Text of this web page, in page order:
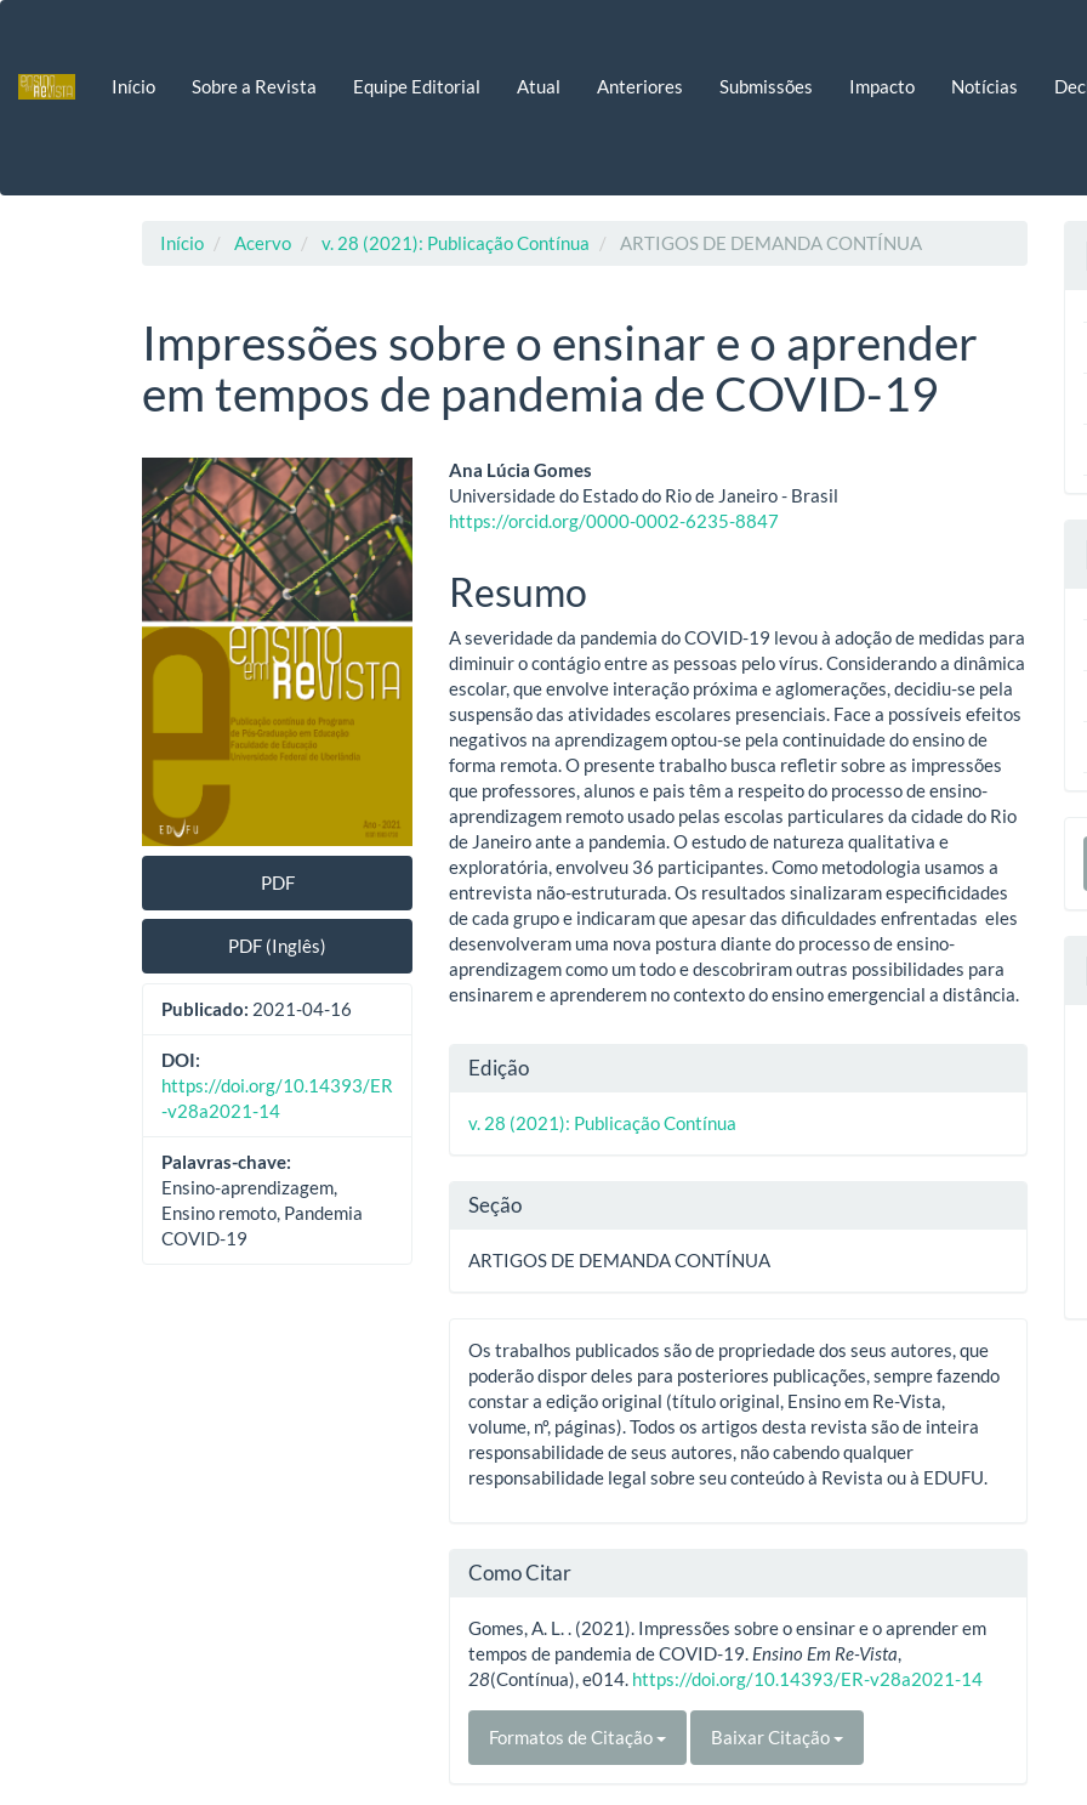
principalInício Sobre a Revista Equipe Editorial Atual Anteriores Submissões Impacto Notícias
Início Acervo v. 28 (2021): Publicação Contínua ARTIGOS DE DEMANDA CONTÍNUA
Impressões sobre o ensinar e o aprender
em tempos de pandemia de COVID-19
Barra
lateral
de
artigos
PDF
PDF (Inglês)
Publicado: 2021-04-16
DOI:
https://doi.org/10.14393/ER
-v28a2021-14
Palavras-chave:
Ensino-aprendizagem,
Ensino remoto, Pandemia
COVID-19
Conteúdo
do
principal
Ana Lúcia Gomes
Universidade do Estado do Rio de Janeiro - Brasil
https://orcid.org/0000-0002-6235-8847
Resumo
A severidade da pandemia do COVID-19 levou à adoção de medidas para
diminuir o contágio entre as pessoas pelo vírus. Considerando a dinâmica
escolar, que envolve interação próxima e aglomerações, decidiu-se pela
suspensão das atividades escolares presenciais. Face a possíveis efeitos
negativos na aprendizagem optou-se pela continuidade do ensino de
forma remota. O presente trabalho busca refletir sobre as impressões
que professores, alunos e pais têm a respeito do processo de ensino-
aprendizagem remoto usado pelas escolas particulares da cidade do Rio
de Janeiro ante a pandemia. O estudo de natureza qualitativa e
exploratória, envolveu 36 participantes. Como metodologia usamos a
entrevista não-estruturada. Os resultados sinalizaram especificidades
de cada grupo e indicaram que apesar das dificuldades enfrentadas eles
desenvolveram uma nova postura diante do processo de ensino-
aprendizagem como um todo e descobriram outras possibilidades para
ensinarem e aprenderem no contexto do ensino emergencial a distância.
Detalhes
do
artigo
Edição
v. 28 (2021): Publicação Contínua
Seção
ARTIGOS DE DEMANDA CONTÍNUA
Os trabalhos publicados são de propriedade dos seus autores, que
poderão dispor deles para posteriores publicações, sempre fazendo
constar a edição original (título original, Ensino em Re-Vista,
volume, nº, páginas). Todos os artigos desta revista são de inteira
responsabilidade de seus autores, não cabendo qualquer
responsabilidade legal sobre seu conteúdo à Revista ou à EDUFU.
Como Citar
Gomes, A. L. . (2021). Impressões sobre o ensinar e o aprender em
tempos de pandemia de COVID-19. Ensino Em Re-Vista
28(Contínua), e014. https://doi.org/10.14393/ER-v28a2021-14
Formatos de Citação Baixar Citação